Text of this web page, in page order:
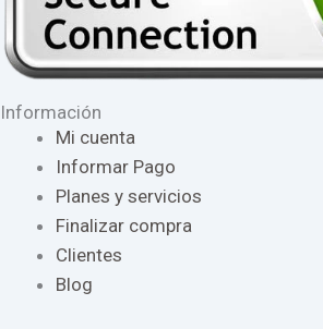
Información
Mi cuenta
Informar Pago
Planes y servicios
Finalizar compra
Clientes
Blog